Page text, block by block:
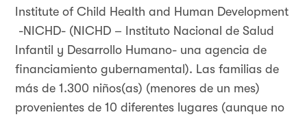
Institute of Child Health and Human Development
-NICHD- (NICHD – Instituto Nacional de Salud
Infantil y Desarrollo Humano- una agencia de
financiamiento gubernamental). Las familias de
más de 1.300 niños(as) (menores de un mes)
provenientes de 10 diferentes lugares (aunque no